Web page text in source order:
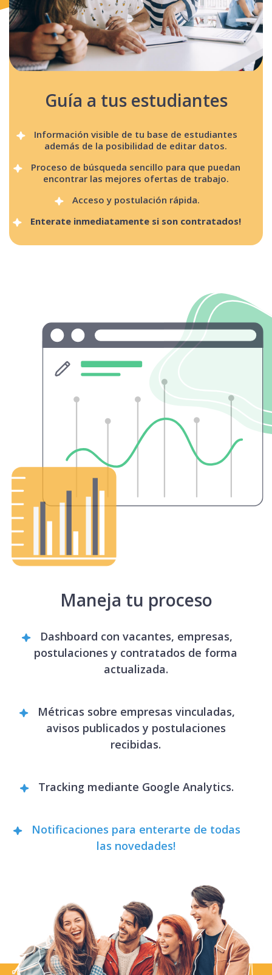
Guía a tus estudiantes
Información visible de tu base de estudiantes
además de la posibilidad de editar datos.
Proceso de búsqueda sencillo para que puedan
encontrar las mejores ofertas de trabajo.
Acceso y postulación rápida.
Enterate inmediatamente si son contratados!
Maneja tu proceso
Dashboard con vacantes, empresas,
postulaciones y contratados de forma
actualizada.
Métricas sobre empresas vinculadas,
avisos publicados y postulaciones
recibidas.
Tracking mediante Google Analytics.
Notificaciones para enterarte de todas
las novedades!